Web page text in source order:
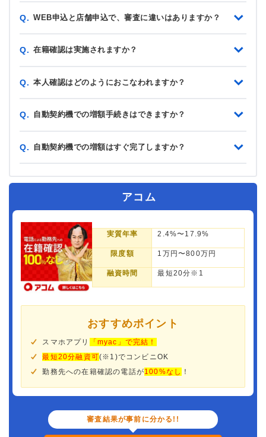
Q. WEB申込と店舗申込で、審査に違いはありますか？
Q. 在籍確認は実施されますか？
Q. 本人確認はどのようにおこなわれますか？
Q. 自動契約機での増額手続きはできますか？
Q. 自動契約機での増額はすぐ完了しますか？
アコム
実質年率 2.4%〜17.9%
限度額 1万円〜800万円
融資時間 最短20分※1
おすすめポイント
スマホアプリ
「myac」で完結！
最短20分融資可(※1)でコンビニOK
勤務先への在籍確認の電話が100%なし ！
審査結果が事前に分かる!!